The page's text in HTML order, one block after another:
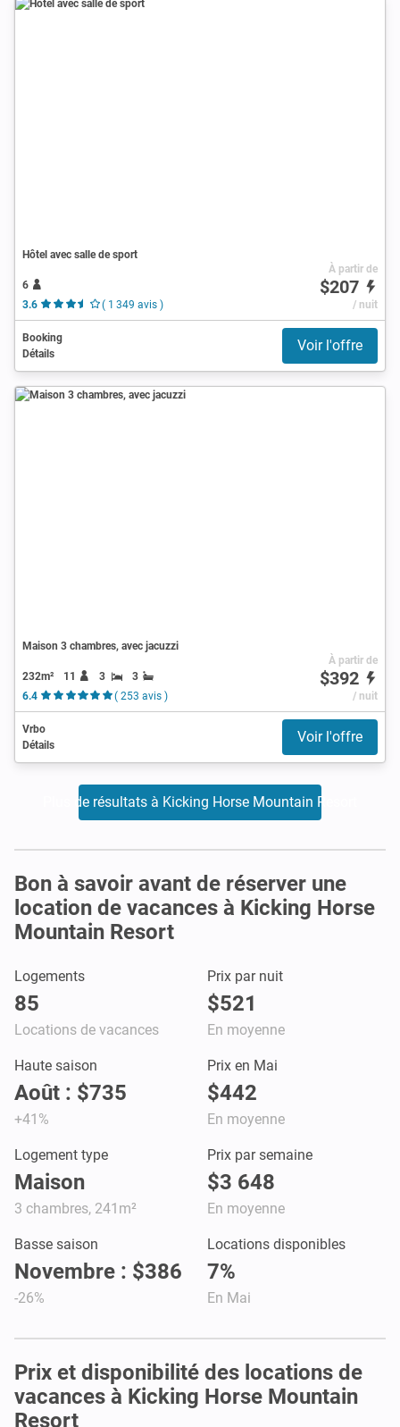
Hôtel avec salle de sport
6
3.6
( 1 349 avis )
À partir de
$207
/ nuit
Booking
Détails
Voir l'offre
Maison 3 chambres, avec jacuzzi
232m² 11 3
3
6.4
( 253 avis )
À partir de
$392
/ nuit
Vrbo
Détails
Voir l'offre
Plus de résultats à Kicking Horse Mountain Resort
Bon à savoir avant de réserver une
location de vacances à Kicking Horse
Mountain Resort
Logements
85
Locations de vacances
Prix par nuit
$521
En moyenne
Haute saison
Août : $735
+41%
Prix en Mai
$442
En moyenne
Logement type
Maison
3 chambres, 241m²
Prix par semaine
$3 648
En moyenne
Basse saison
Novembre : $386
-26%
Locations disponibles
7%
En Mai
Prix et disponibilité des locations de
vacances à Kicking Horse Mountain
Resort